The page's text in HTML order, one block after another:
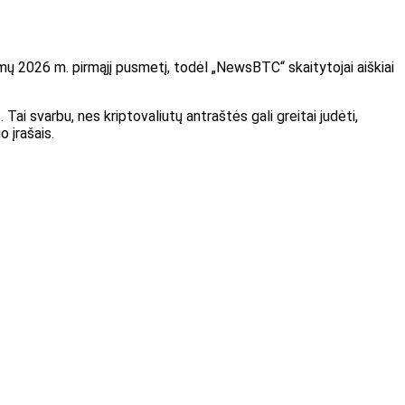
2026 m. pirmąjį pusmetį, todėl „NewsBTC“ skaitytojai aiškiai
svarbu, nes kriptovaliutų antraštės gali greitai judėti,
įrašais.